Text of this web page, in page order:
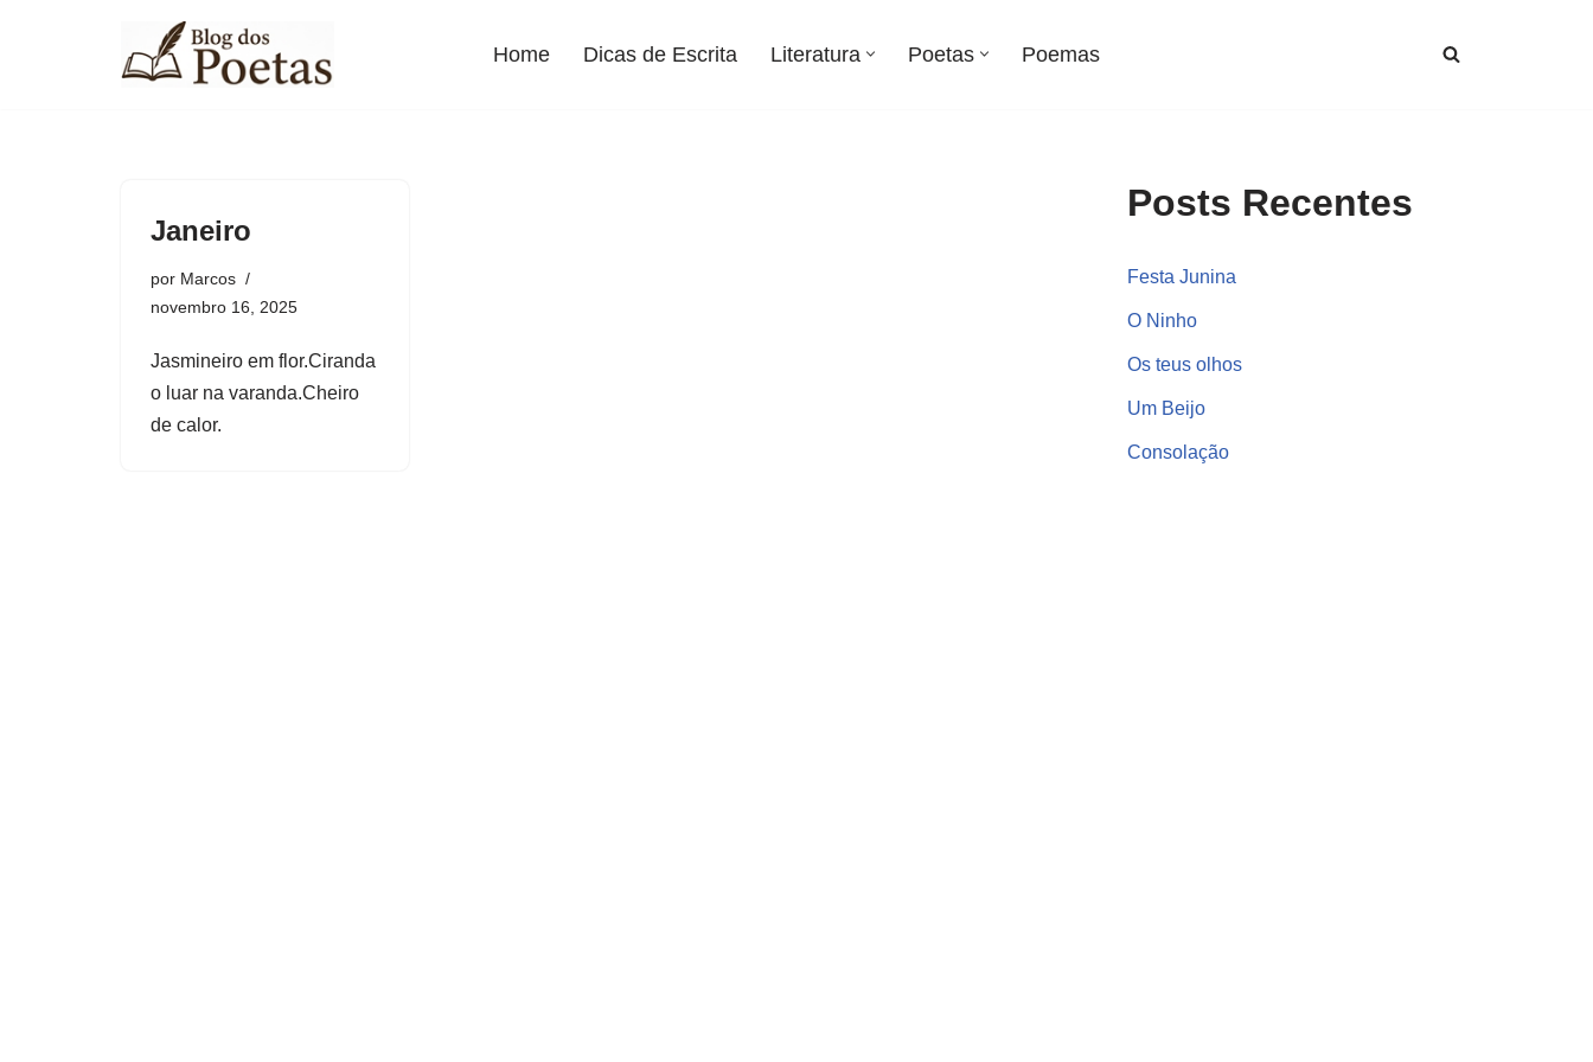
Home Dicas de Escrita Literatura Poetas Poemas
Janeiro
por Marcos
novembro 16, 2025
Jasmineiro em flor.Ciranda
o luar na varanda.Cheiro
de calor.
Posts Recentes
Festa Junina
O Ninho
Os teus olhos
Um Beijo
Consolação